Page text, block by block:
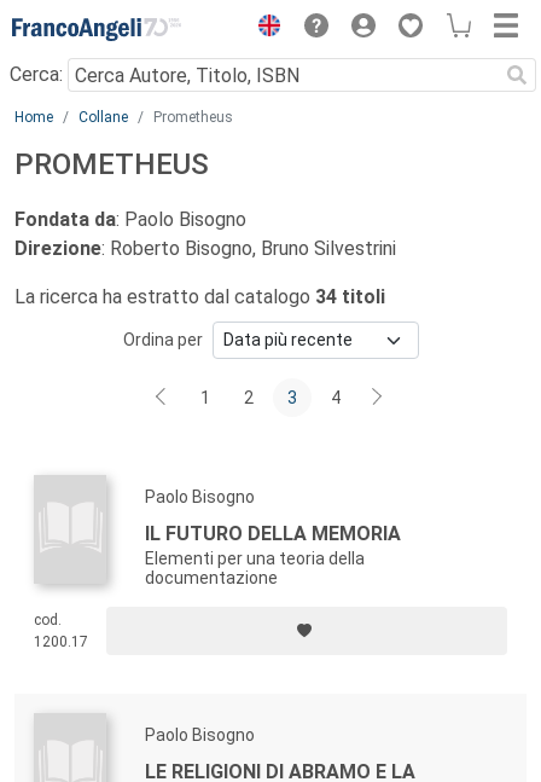
Menu
Cerca:
Main content
Home Collane Prometheus
PROMETHEUS
Fondata da: Paolo Bisogno
Direzione: Roberto Bisogno, Bruno Silvestrini
La ricerca ha estratto dal catalogo 34 titoli
Ordina per
1 2 3 4
Paolo Bisogno
IL FUTURO DELLA MEMORIA
Elementi per una teoria della
documentazione
cod.
1200.17
Paolo Bisogno
LE RELIGIONI DI ABRAMO E LA